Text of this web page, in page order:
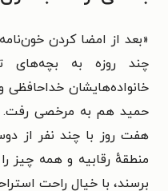
«بعد از امضا کردن
چند روزه به بچه‌های
خانواده‌هایشان خداحافظی
حمید هم به مرخصی رفت.
هفت روز با چند نفر از
منطقهٔ رقابیه و همه چیز
برسند، با خیال راحت